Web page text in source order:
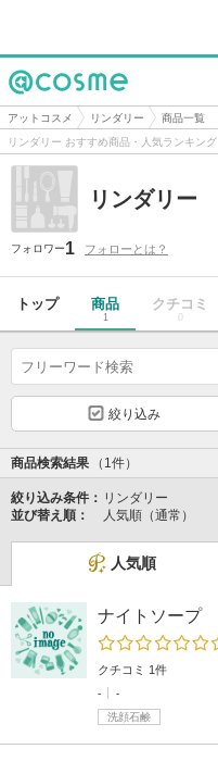
@cosme
アットコスメ リンダリー
商品一覧
リンダリー おすすめ商品・人気ランキング
リンダリー
フォロワー1 フォローとは？
トップ 商品
1
クチコミ
0
絞り込み
商品検索結果 （1件）
絞り込み条件： リンダリー
並び替え順：
人気順（通常）
人気順
ナイトソープ
クチコミ 1件
-
-
洗顔石鹸